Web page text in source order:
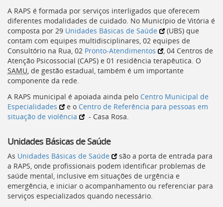
Portal
de
Serviços
[]
Ir
para
a
lista
de
secretarias
[]
Ir
a
página
de
legislação
[]
Ir
para
A RAPS é formada por serviços interligados que oferecem
diferentes modalidades de cuidado. No Município de Vitória é
composta por 29 Unidades Básicas de Saúde (UBS) que
contam com equipes multidisciplinares, 02 equipes de
Consultório na Rua, 02 Pronto-Atendimentos
, 04 Centros de
Atenção Psicossocial (CAPS) e 01 residência terapêutica. O
SAMU , de gestão estadual, também é um importante
componente da rede.
A RAPS municipal é apoiada ainda pelo Centro Municipal de
Especialidades
e o Centro de Referência para pessoas em
situação de violência
- Casa Rosa.
Unidades Básicas de Saúde
As Unidades Básicas de Saúde
são a porta de entrada para
a RAPS , onde profissionais podem identificar problemas de
saúde mental, inclusive em situações de urgência e
emergência, e iniciar o acompanhamento ou referenciar para
serviços especializados quando necessário.